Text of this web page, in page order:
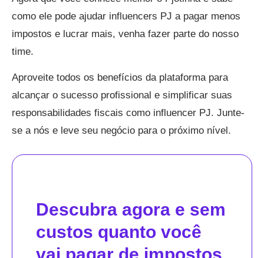
como ele pode ajudar influencers PJ a pagar menos
impostos e lucrar mais, venha fazer parte do nosso
time.
Aproveite todos os benefícios da plataforma para
alcançar o sucesso profissional e simplificar suas
responsabilidades fiscais como influencer PJ. Junte-
se a nós e leve seu negócio para o próximo nível.
Descubra agora e sem
custos quanto você
vai pagar de impostos